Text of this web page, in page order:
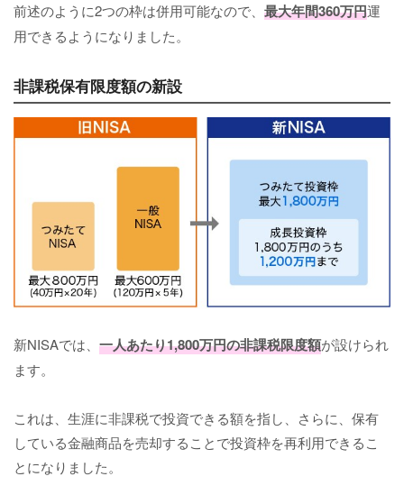
前述のように2つの枠は併用可能なので、 最大年間360万円運
用できるようになりました。
非課税保有限度額の新設
新NISAでは、 一人あたり1,800万円の非課税限度額が設けられ
ます。
これは、生涯に非課税で投資できる額を指し、さらに、保有
している金融商品を売却することで投資枠を再利用できるこ
とになりました。